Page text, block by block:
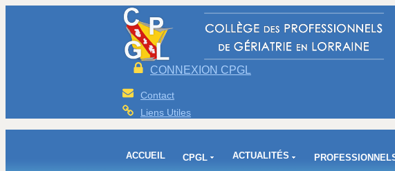
CONNEXION CPGL
Contact
Liens Utiles
ACCUEIL CPGL ACTUALITÉS